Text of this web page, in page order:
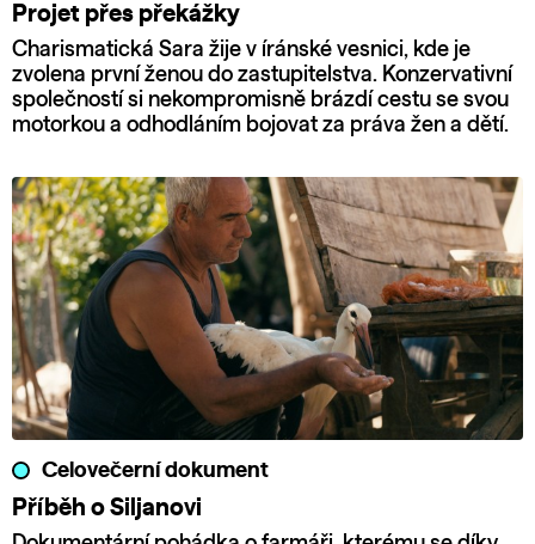
Projet přes překážky
Charismatická Sara žije v íránské vesnici, kde je
zvolena první ženou do zastupitelstva. Konzervativní
společností si nekompromisně brázdí cestu se svou
motorkou a odhodláním bojovat za práva žen a dětí.
Celovečerní dokument
Příběh o Siljanovi